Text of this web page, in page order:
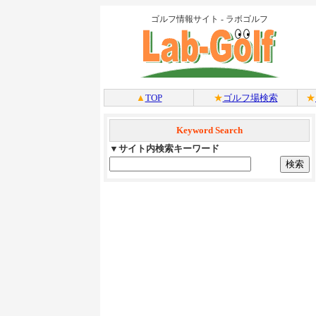
ゴルフ情報サイト - ラボゴルフ
▲ TOP ★ゴルフ場検索 ★
Keyword Search
▼サイト内検索キーワード